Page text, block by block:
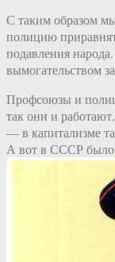
С таким образом
полицию
подавления
вымогательством
Профсоюзы и
так они и
— в капитализме
А вот в СССР было